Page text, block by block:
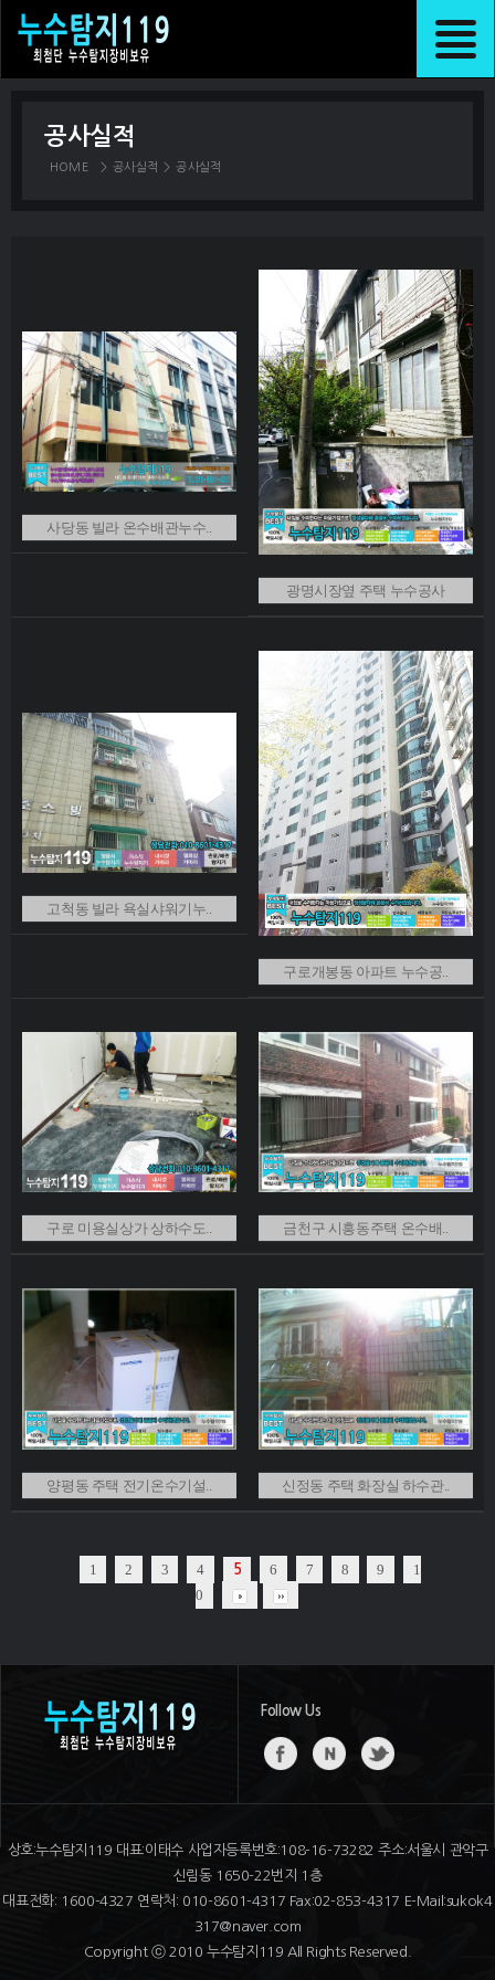
공사실적
HOME > 공사실적 > 공사실적
사당동 빌라 온수배관누수..
광명시장옆 주택 누수공사
고척동 빌라 욕실샤워기누..
구로개봉동 아파트 누수공..
구로 미용실상가 상하수도.. 금천구 시흥동주택 온수배..
양평동 주택 전기온수기설.. 신정동 주택 화장실 하수관..
1 2 3 4 5 6 7 8 9
1
0
Follow Us
상호:누수탐지119 대표:이태수 사업자등록번호:108-16-73282 주소:서울시 관악구
신림동 1650-22번지 1층
대표전화: 1600-4327 연락처: 010-8601-4317 Fax:02-853-4317 E-Mail:sukok4
317@naver.com
Copyright ⓒ 2010 누수탐지119 All Rights Reserved.